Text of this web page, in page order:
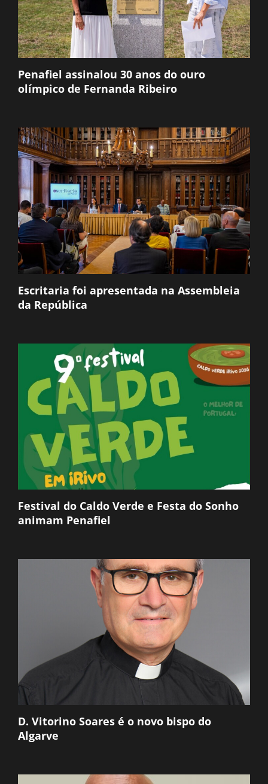
Penafiel assinalou 30 anos do ouro
olímpico de Fernanda Ribeiro
Escritaria foi apresentada na Assembleia
da República
Festival do Caldo Verde e Festa do Sonho
animam Penafiel
D. Vitorino Soares é o novo bispo do
Algarve